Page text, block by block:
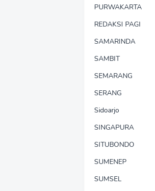
PURWAKARTA
REDAKSI PAGI
SAMARINDA
SAMBIT
SEMARANG
SERANG
Sidoarjo
SINGAPURA
SITUBONDO
SUMENEP
SUMSEL